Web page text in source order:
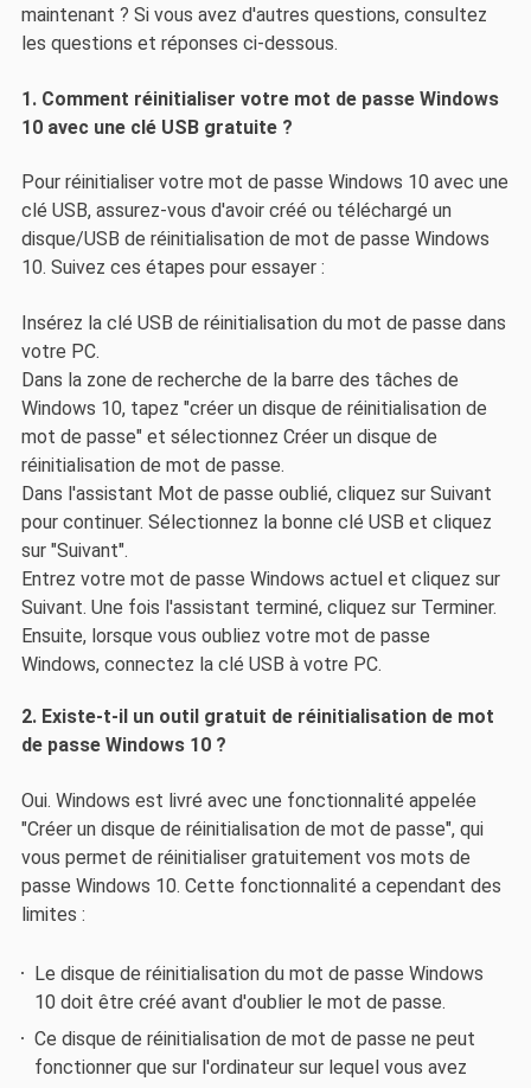
maintenant ? Si vous avez d'autres questions, consultez
les questions et réponses ci-dessous.
1. Comment réinitialiser votre mot de passe Windows
10 avec une clé USB gratuite ?
Pour réinitialiser votre mot de passe Windows 10 avec une
clé USB, assurez-vous d'avoir créé ou téléchargé un
disque/USB de réinitialisation de mot de passe Windows
10. Suivez ces étapes pour essayer :
Insérez la clé USB de réinitialisation du mot de passe dans
votre PC.
Dans la zone de recherche de la barre des tâches de
Windows 10, tapez "créer un disque de réinitialisation de
mot de passe" et sélectionnez Créer un disque de
réinitialisation de mot de passe.
Dans l'assistant Mot de passe oublié, cliquez sur Suivant
pour continuer. Sélectionnez la bonne clé USB et cliquez
sur "Suivant".
Entrez votre mot de passe Windows actuel et cliquez sur
Suivant. Une fois l'assistant terminé, cliquez sur Terminer.
Ensuite, lorsque vous oubliez votre mot de passe
Windows, connectez la clé USB à votre PC.
2. Existe-t-il un outil gratuit de réinitialisation de mot
de passe Windows 10 ?
Oui. Windows est livré avec une fonctionnalité appelée
"Créer un disque de réinitialisation de mot de passe", qui
vous permet de réinitialiser gratuitement vos mots de
passe Windows 10. Cette fonctionnalité a cependant des
limites :
Le disque de réinitialisation du mot de passe Windows
10 doit être créé avant d'oublier le mot de passe.
Ce disque de réinitialisation de mot de passe ne peut
fonctionner que sur l'ordinateur sur lequel vous avez